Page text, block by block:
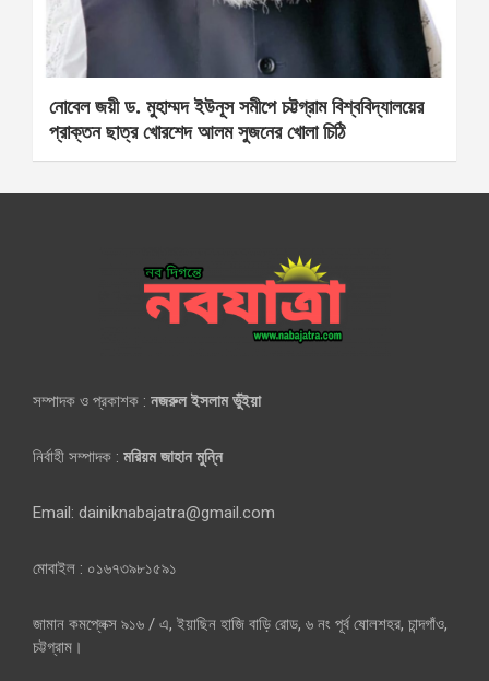
নোবেল জয়ী ড. মুহাম্মদ ইউনূস সমীপে চট্টগ্রাম বিশ্ববিদ্যালয়ের
প্রাক্তন ছাত্র খোরশেদ আলম সুজনের খোলা চিঠি
সম্পাদক ও প্রকাশক : নজরুল ইসলাম ভুঁইয়া
নির্বাহী সম্পাদক : মরিয়ম জাহান মুন্নি
Email: dainiknabajatra@gmail.com
মোবাইল : ০১৬৭৩৯৮১৫৯১
জামান কমপ্লেক্স ৯১৬ / এ, ইয়াছিন হাজি বাড়ি রোড, ৬ নং পূর্ব ষোলশহর, চান্দগাঁও,
চট্টগ্রাম।